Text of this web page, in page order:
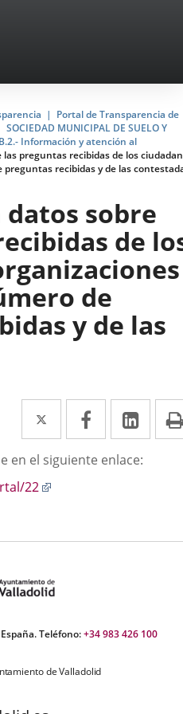
Portal de Transparencia de
SOCIEDAD MUNICIPAL DE SUELO Y
B.2.- Información y atención al
las preguntas recibidas de los
recibidas y de las
datos sobre
de
de
y de las
Twitter
Enlace
a
una
aplicación
Facebook
Enlace
a
una
a
una
en el siguiente enlace:
22
aplicación
Teléfono:+34 983 426 100
de Valladolid